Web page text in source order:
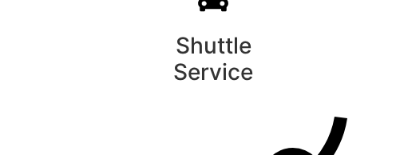
Shuttle
Service